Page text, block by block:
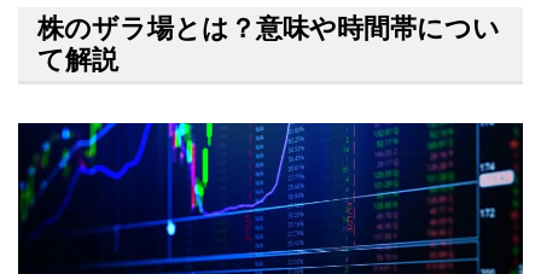
株のザラ場とは？意味や時間帯につい
て解説